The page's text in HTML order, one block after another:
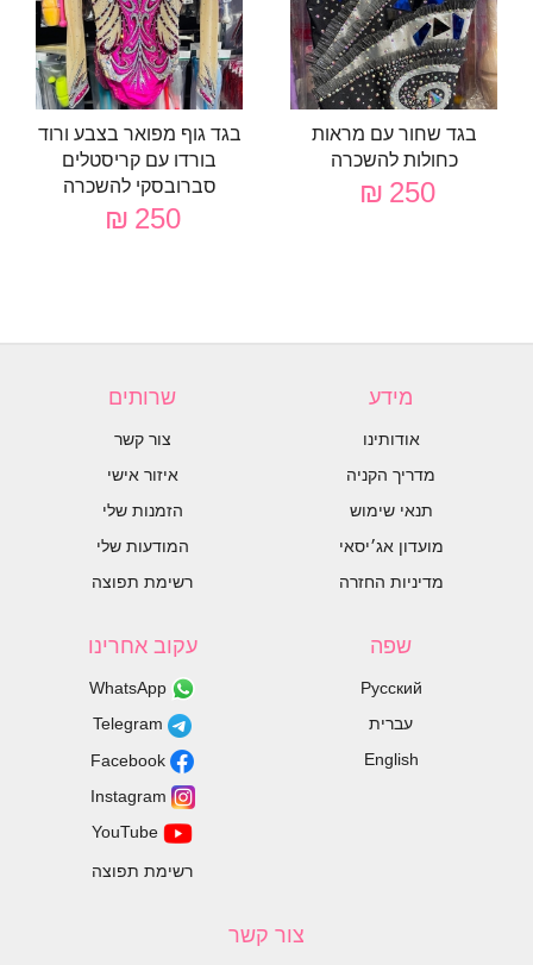
בגד שחור עם מראות
כחולות להשכרה
250 ₪
בגד גוף מפואר בצבע ורוד
בורדו עם קריסטלים
סברובסקי להשכרה
250 ₪
מידע
אודותינו
מדריך הקניה
תנאי שימוש
מועדון אג׳יסאי
מדיניות החזרה
שרותים
צור קשר
איזור אישי
הזמנות שלי
המודעות שלי
רשימת תפוצה
שפה
Русский
עברית
English
עקוב אחרינו
רשימת תפוצה
צור קשר